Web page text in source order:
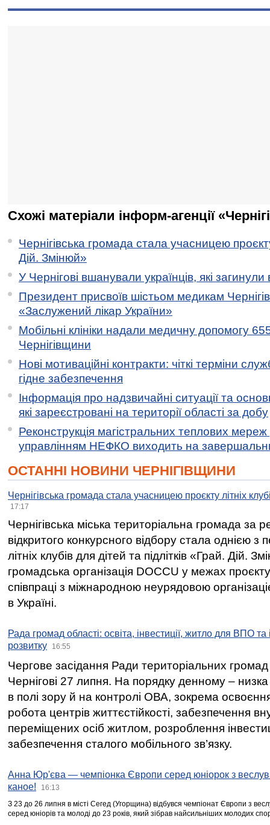
Схожі матеріали інформ-агенції
Чернігівська громада стала учасницею
Дій. Змінюй»
У Чернігові вшанували українців, які загинули
Президент присвоїв шістьом медикам
«Заслужений лікар України»
Мобільні клініки надали медичну допомогу
Чернігівщини
Нові мотиваційні контракти: чіткі терміни
гідне забезпечення
Інформація про надзвичайні ситуації та
які зареєстровані на території області за добу
Реконструкція магістральних теплових мереж
управлінням НЕФКО виходить на
ОСТАННІ НОВИНИ ЧЕРНІГІВЩИНИ
Чернігівська громада стала учасницею проєкту літніх
17:17
Чернігівська міська територіальна громада за
відкритого конкурсного відбору стала однією
літніх клубів для дітей та підлітків «Грай. Дій.
громадська організація DOCCU у межах
співпраці з міжнародною неурядовою
в Україні.
Рада громад області: освіта, інвестиції, житло для ВПО
розвитку
16:55
Чергове засідання Ради територіальних громад
Чернігові 27 липня. На порядку денному –
в полі зору й на контролі ОВА, зокрема освоєння
робота центрів життєстійкості, забезпечення
переміщених осіб житлом, розроблення
забезпечення сталого мобільного зв’язку.
Анна Юр'єва — чемпіонка Європи серед юніорок з
каное!
16:13
З 23 до 26 липня в місті Сегед (Угорщина) відбувся чемпіонат Європи з
серед юніорів та молоді до 23 років, який зібрав найсильніших молодих